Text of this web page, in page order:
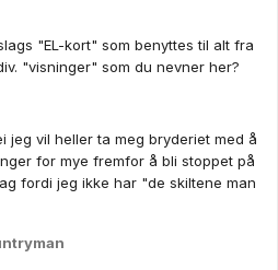
"EL-kort" som benyttes til alt fra
"visninger" som du nevner her?
jeg vil heller ta meg bryderiet med å
for mye fremfor å bli stoppet på
fordi jeg ikke har "de skiltene man